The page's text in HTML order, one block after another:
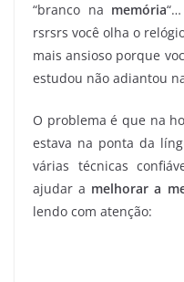
“branco na memória
rsrsrs você olha o
mais ansioso porque
estudou não adiantou
O problema é que na
estava na ponta da
várias técnicas
ajudar a melhorar a
lendo com atenção: